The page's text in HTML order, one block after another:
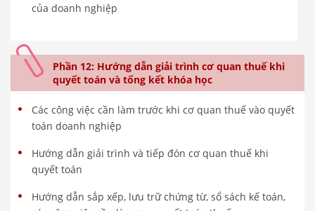
của doanh nghiệp
Phần 12: Hướng dẫn giải trình cơ quan thuế khi
quyết toán và tổng kết khóa học
Các công việc cần làm trước khi cơ quan thuế vào quyết
toán doanh nghiệp
Hướng dẫn giải trình và tiếp đón cơ quan thuế khi
quyết toán
Hướng dẫn sắp xếp, lưu trữ chứng từ, sổ sách kế toán,